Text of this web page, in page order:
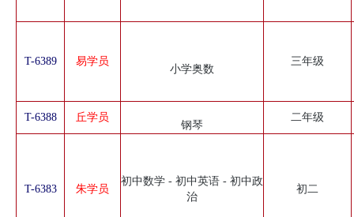
T-6389 易学员
小学奥数
三年级
T-6388 丘学员
钢琴
二年级
T-6383 朱学员
初中数学 - 初中英语 - 初中政
治
初二